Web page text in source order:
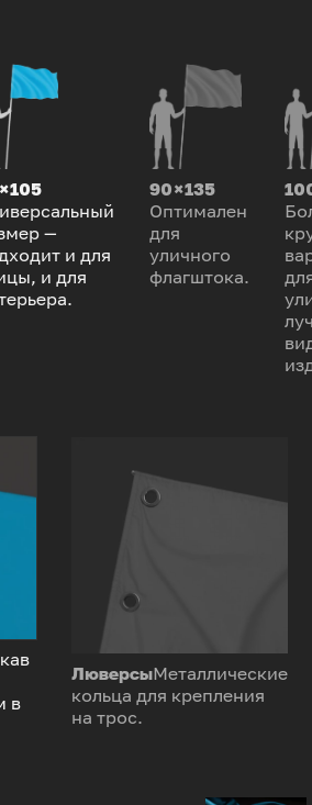
105
—
и для
и для
90 × 135
Оптимален
для
уличного
флагштока.
в
ЛюверсыМеталлические
кольца для крепления
на трос.